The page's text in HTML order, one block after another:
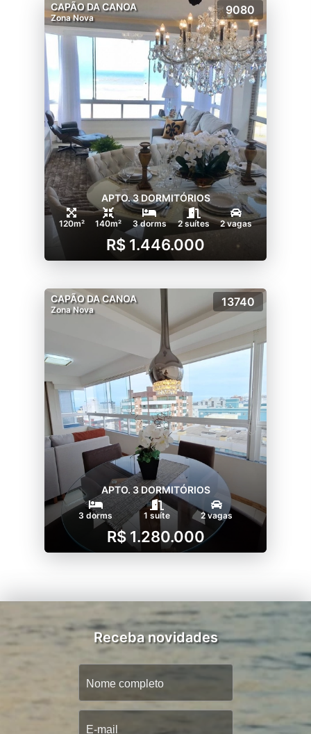
CAPÃO DA CANOA
Zona Nova
9080
APTO. 3 DORMITÓRIOS
120m² 140m² 3 dorms 2 suítes 2 vagas
R$ 1.446.000
CAPÃO DA CANOA
Zona Nova
13740
APTO. 3 DORMITÓRIOS
3 dorms 1 suíte 2 vagas
R$ 1.280.000
Receba novidades